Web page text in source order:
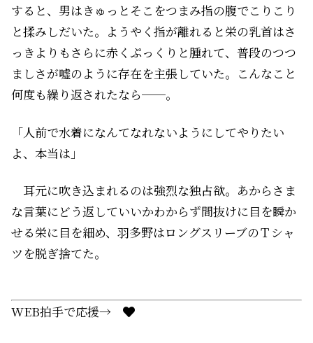
すると、男はきゅっとそこをつまみ指の腹でこりこり
と揉みしだいた。ようやく指が離れると栄の乳首はさ
っきよりもさらに赤くぷっくりと腫れて、普段のつつ
ましさが嘘のように存在を主張していた。こんなこと
何度も繰り返されたなら──。
「人前で水着になんてなれないようにしてやりたい
よ、本当は」
耳元に吹き込まれるのは強烈な独占欲。あからさま
な言葉にどう返していいかわからず間抜けに目を瞬か
せる栄に目を細め、羽多野はロングスリーブのＴシャ
ツを脱ぎ捨てた。
WEB拍手で応援→